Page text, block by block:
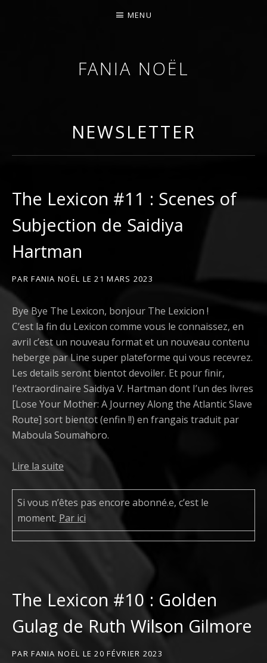
FANIA NOËL
MENU
NEWSLETTER
The Lexicon #11 : Scenes of
Subjection de Saidiya
Hartman
PARFANIA NOËL LE 21 MARS 2023
Bye Bye The Lexicon, bonjour The Lexicion !
C’est la fin du Lexicon comme vous le connaissez, en
avril c’est un nouveau format et un nouveau contenu
heberge par Line super plateforme qui vous recevrez.
Les details seront bientot devoiler. Et pour finir,
I’extraordinaire Saidiya V. Hartman dont I’un des livres
[Lose Your Mother: A Journey Along the Atlantic Slave
Route] sort bientot (enfin !!) en frangais traduit par
Maboula Soumahoro.
Lire la suite
Si vous n’êtes pas encore abonné.e, c’est le
moment. Par ici
The Lexicon #10 : Golden
Gulag de Ruth Wilson Gilmore
PARFANIA NOËL LE 20 FÉVRIER 2023